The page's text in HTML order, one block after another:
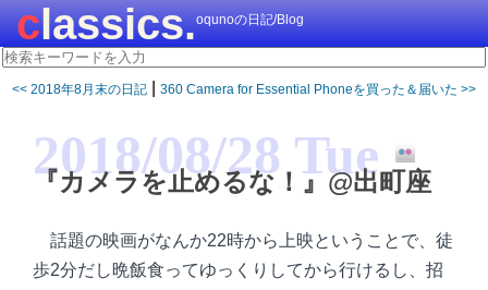
classics.oqunoの日記/Blog
<< 2018年8月末の日記 360 Camera for Essential Phoneを買った＆届いた >>
2018/08/28 Tue
『カメラを止めるな！』@出町座
話題の映画がなんか22時から上映ということで、徒
歩2分だし晩飯食ってゆっくりしてから行けるし、招